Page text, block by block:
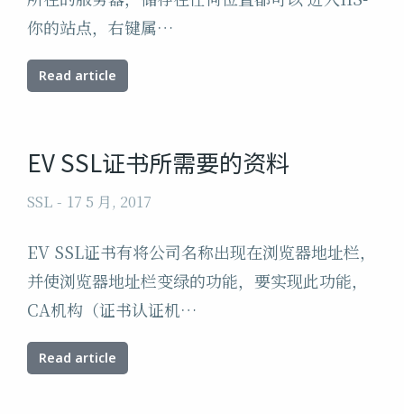
你的站点，右键属…
Read article
EV SSL证书所需要的资料
SSL 17 5 月, 2017
EV SSL证书有将公司名称出现在浏览器地址栏，
并使浏览器地址栏变绿的功能，要实现此功能，
CA机构（证书认证机…
Read article